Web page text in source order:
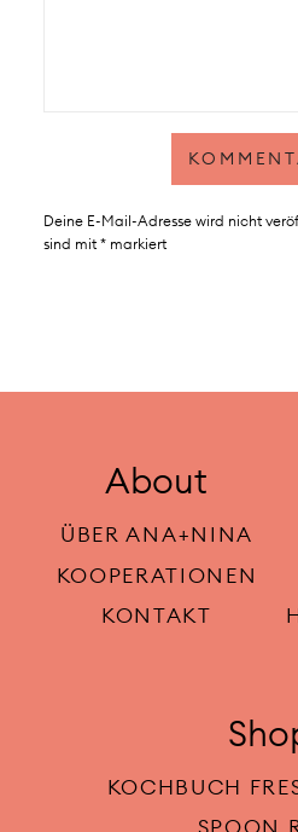
Deine E-Mail-Adresse wird nicht
sind mit *markiert
About
ÜBER ANA+NINA
KOOPERATIONEN
KONTAKT
KOCHBUCH